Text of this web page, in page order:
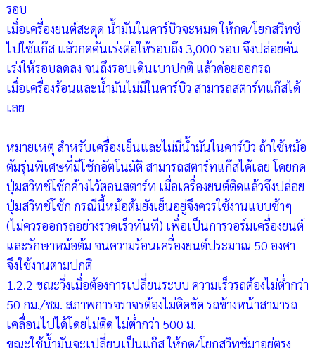
รอบ
เมื่อเครื่องยนต์สะดุด น้ำมันในคาร์บิวจะหมด ให้กด/โยกสวิทช์
ไปใช้แก๊ส แล้วกดคันเร่งต่อให้รอบถึง 3,000 รอบ จึงปล่อยคัน
เร่งให้รอบลดลง จนถึงรอบเดินเบาปกติ แล้วค่อยออกรถ
เมื่อเครื่องร้อนและน้ำมันไม่มีในคาร์บิว สามารถสตาร์ทแก๊สได้
เลย
หมายเหตุ สำหรับเครื่องเย็นและไม่มีน้ำมันในคาร์บิว ถ้าใช้หม้อ
ต้มรุ่นพิเศษที่มีโช้กอัตโนมัติ สามารถสตาร์ทแก๊สได้เลย โดยกด
ปุ่มสวิทช์โช้กค้างไว้ตอนสตาร์ท เมื่อเครื่องยนต์ติดแล้วจึงปล่อย
ปุ่มสวิทช์โช้ก กรณีนี้หม้อต้มยังเย็นอยู่จึงควรใช้งานแบบช้าๆ
(ไม่ควรออกรถอย่างรวดเร็วทันที) เพื่อเป็นการวอร์มเครื่องยนต์
และรักษาหม้อต้ม จนความร้อนเครื่องยนต์ประมาณ 50 องศา
จึงใช้งานตามปกติ
1.2.2 ขณะวิ่งเมื่อต้องการเปลี่ยนระบบ ความเร็วรถต้องไม่ต่ำกว่า
50 กม./ชม. สภาพการจราจรต้องไม่ติดขัด รถข้างหน้าสามารถ
เคลื่อนไปได้โดยไม่ติด ไม่ต่ำกว่า 500 ม.
ขณะใช้น้ำมันจะเปลี่ยนเป็นแก๊ส ให้กด/โยกสวิทช์มาอยู่ตรง